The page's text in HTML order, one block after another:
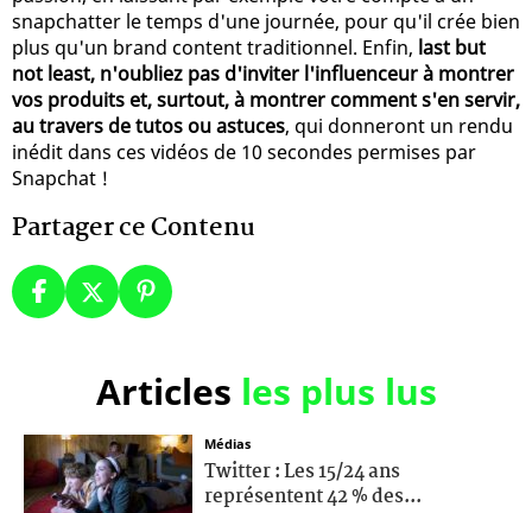
snapchatter le temps d'une journée, pour qu'il crée bien
plus qu'un brand content traditionnel. Enfin, last but
not least, n'oubliez pas d'inviter l'influenceur à montrer
vos produits et, surtout, à montrer comment s'en servir,
au travers de tutos ou astuces, qui donneront un rendu
inédit dans ces vidéos de 10 secondes permises par
Snapchat !
Partager ce Contenu
Articles les plus lus
Médias
Twitter : Les 15/24 ans
représentent 42 % des...